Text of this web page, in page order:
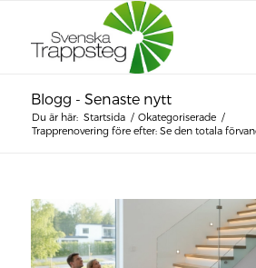
Blogg - Senaste nytt
Du är här: Startsida / Okategoriserade /
Trapprenovering före efter: Se den totala